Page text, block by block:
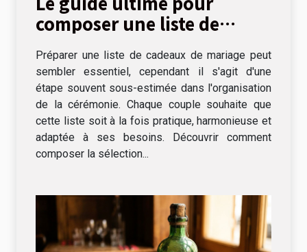
composer une liste de
cadeaux de mariage
Préparer une liste de cadeaux de mariage peut
sembler essentiel, cependant il s'agit d'une
étape souvent sous-estimée dans l'organisation
de la cérémonie. Chaque couple souhaite que
cette liste soit à la fois pratique, harmonieuse et
adaptée à ses besoins. Découvrir comment
composer la sélection...